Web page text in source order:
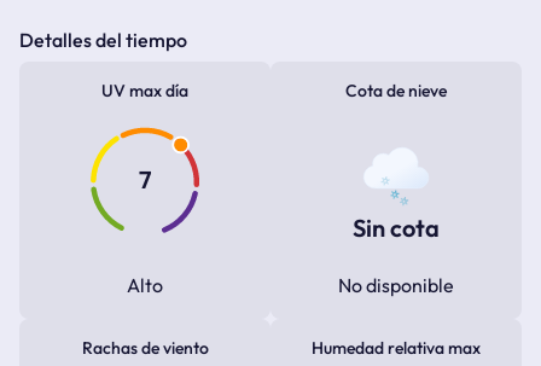
Detalles del tiempo
UV max día
7
Alto
Cota de nieve
Sin cota
No disponible
Rachas de viento Humedad relativa max